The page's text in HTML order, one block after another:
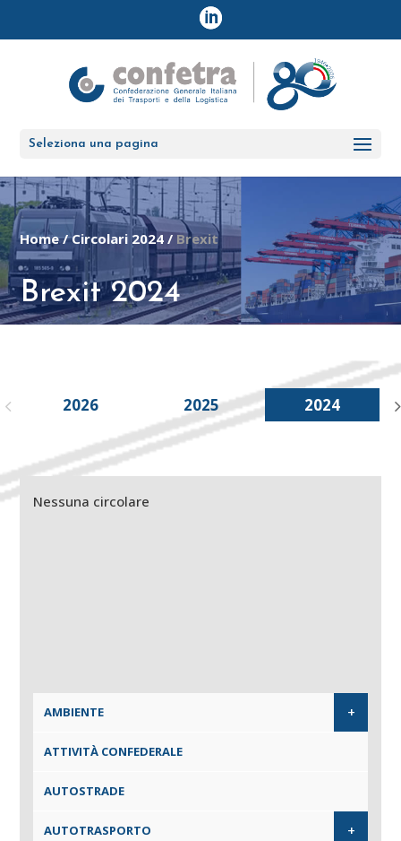
Seleziona una pagina
Home/Circolari 2024 / Brexit
Brexit 2024
2026 2025 2024
Nessuna circolare
AMBIENTE +
ATTIVITÀ CONFEDERALE
AUTOSTRADE
AUTOTRASPORTO +